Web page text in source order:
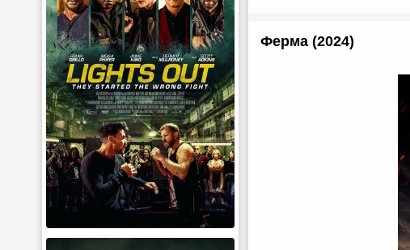
Ферма (2024)